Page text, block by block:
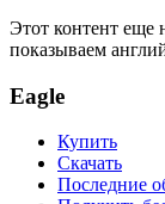
Этот контент еще
показываем
Eagle
Купить
Скачать
Последние